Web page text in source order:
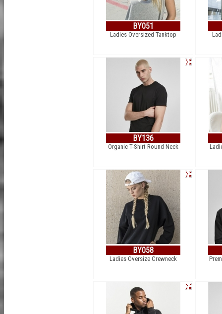
BY051
Ladies Oversized Tanktop
BY136
Organic T-Shirt Round Neck
BY058
Ladies Oversize Crewneck